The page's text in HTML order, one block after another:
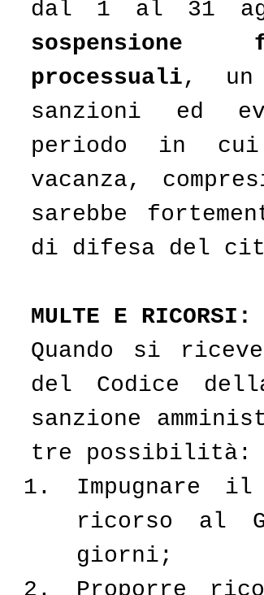
processuali, un
sanzioni ed
periodo in cui
vacanza,
sarebbe
di difesa del
MULTE E RICORSI:
Quando si
del Codice
sanzione
tre possibilità:
Impugnare il
ricorso al
giorni;
Proporre